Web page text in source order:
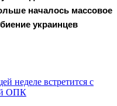
началось массовое
украинцев
неделе встретится с
ОПК